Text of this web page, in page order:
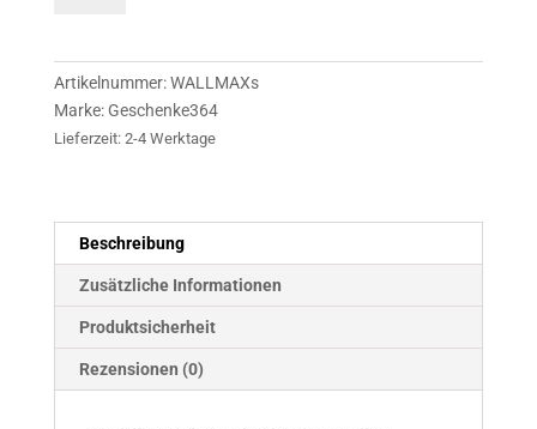
Artikelnummer:WALLMAXs
Marke:Geschenke364
Lieferzeit: 2-4 Werktage
Beschreibung
Zusätzliche Informationen
Produktsicherheit
Rezensionen (0)